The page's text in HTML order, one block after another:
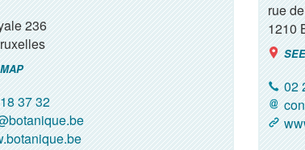
236
37 32
rue
1210
02